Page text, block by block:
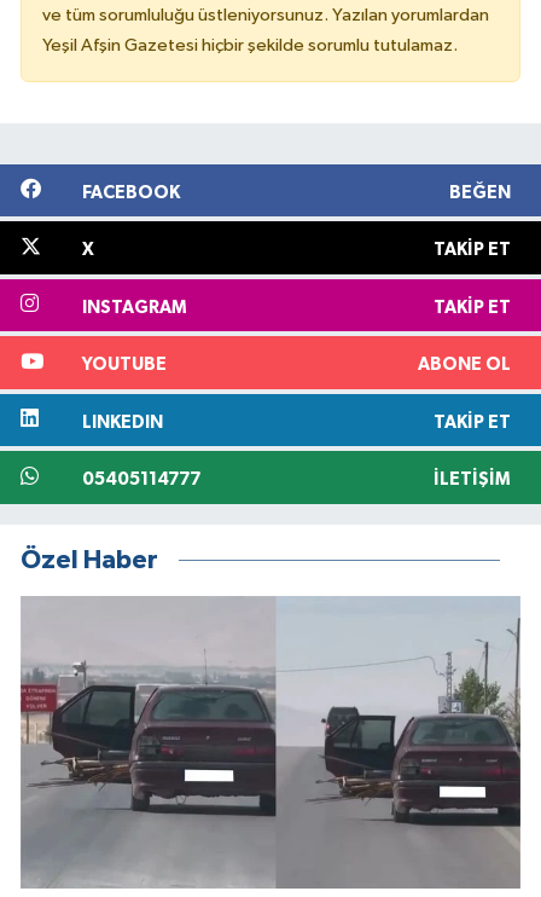
ve tüm sorumluluğu üstleniyorsunuz. Yazılan yorumlardan
Yeşil Afşin Gazetesi hiçbir şekilde sorumlu tutulamaz.
FACEBOOK BEĞEN
X TAKIP ET
INSTAGRAM TAKIP ET
YOUTUBE ABONE OL
LINKEDIN TAKIP ET
05405114777 İLETIŞIM
Özel Haber